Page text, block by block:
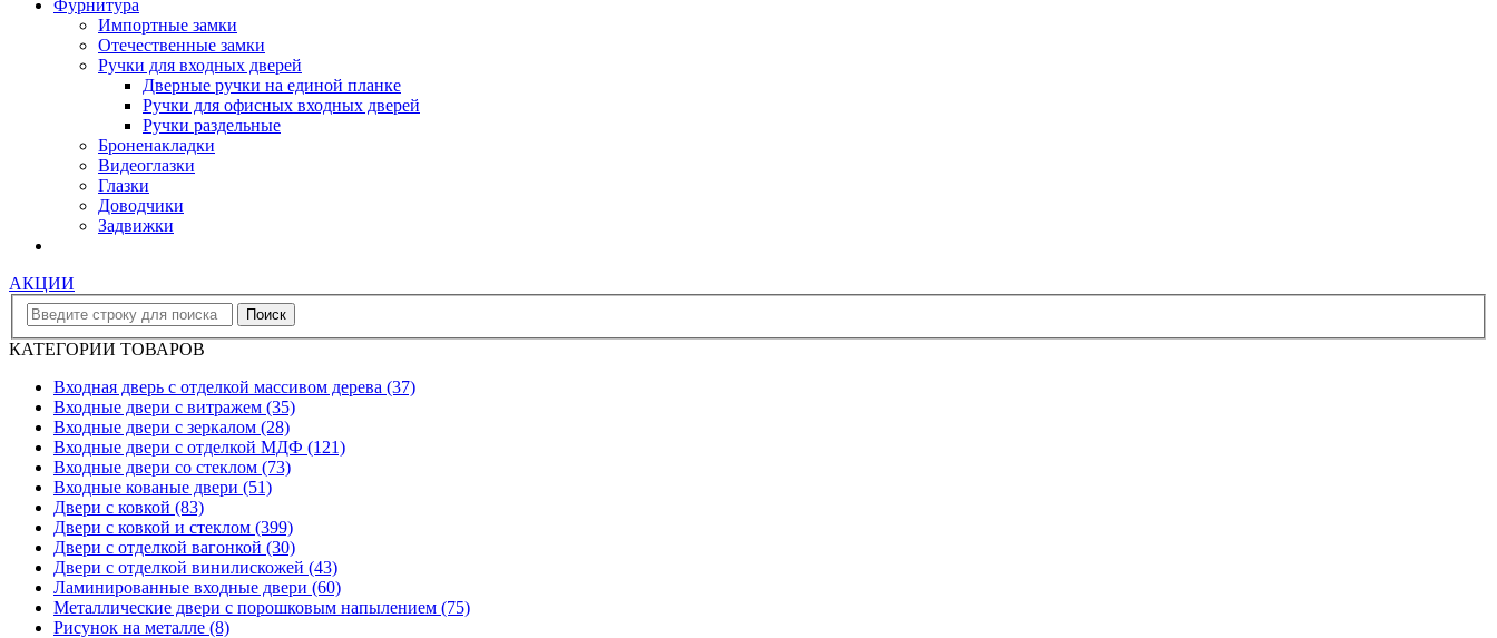
Фурнитура
Импортные замки
Отечественные замки
Ручки для входных дверей
Дверные ручки на единой планке
Ручки для офисных входных дверей
Ручки раздельные
Броненакладки
Видеоглазки
Глазки
Доводчики
Задвижки
АКЦИИ
КАТЕГОРИИ ТОВАРОВ
Входная дверь с отделкой массивом дерева (37)
Входные двери с витражем (35)
Входные двери с зеркалом (28)
Входные двери с отделкой МДФ (121)
Входные двери со стеклом (73)
Входные кованые двери (51)
Двери с ковкой (83)
Двери с ковкой и стеклом (399)
Двери с отделкой вагонкой (30)
Двери с отделкой винилискожей (43)
Ламинированные входные двери (60)
Металлические двери с порошковым напылением (75)
Рисунок на металле (8)